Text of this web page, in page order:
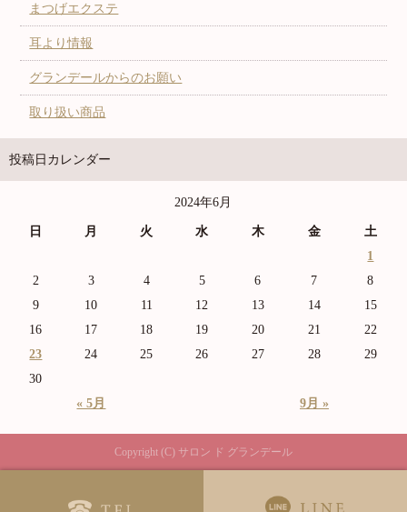
まつげエクステ
耳より情報
グランデールからのお願い
取り扱い商品
投稿日カレンダー
2024年6月
日 月 火 水 木 金 土
« 5月 9月 »
1
2
3 4 5 6 7
8
9
10 11 12 13 14
15
16
17 18 19 20 21
22
23
24 25 26 27 28
29
30
Copyright (C) サロン ド グランデール